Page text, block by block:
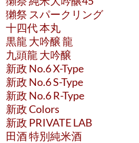
獺祭 スパークリング
十四代 本丸
黒龍 大吟醸 龍
九頭龍 大吟醸
新政 No.6 X-Type
新政 No.6 S-Type
新政 No.6 R-Type
新政 Colors
新政 PRIVATE LAB
田酒 特別純米酒